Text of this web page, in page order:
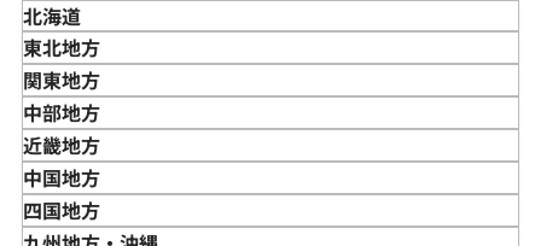
北海道
東北地方
青森県
岩手県
宮城県
秋田県
山形県
福島県
関東地方
東京都
神奈川県
埼玉県
千葉県
茨城県
中部地方
新潟県
富山県
石川県
山梨県
近畿地方
三重県
滋賀県
京都府
中国地方
鳥取県
島根県
四国地方